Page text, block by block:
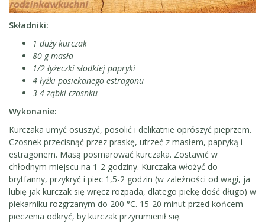
Składniki:
1 duży kurczak
80 g masła
1/2 łyżeczki słodkiej papryki
4 łyżki posiekanego estragonu
3-4 ząbki czosnku
Wykonanie:
Kurczaka umyć osuszyć, posolić i delikatnie oprószyć pieprzem.
Czosnek przecisnąć przez praskę, utrzeć z masłem, papryką i
estragonem. Masą posmarować kurczaka. Zostawić w
chłodnym miejscu na 1-2 godziny. Kurczaka włożyć do
brytfanny, przykryć i piec 1,5-2 godzin (w zależności od wagi, ja
lubię jak kurczak się wręcz rozpada, dlatego piekę dość długo) w
piekarniku rozgrzanym do 200 °C. 15-20 minut przed końcem
pieczenia odkryć, by kurczak przyrumienił się.